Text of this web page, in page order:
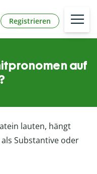
Registrieren
auf
lauten, hängt
Substantive oder